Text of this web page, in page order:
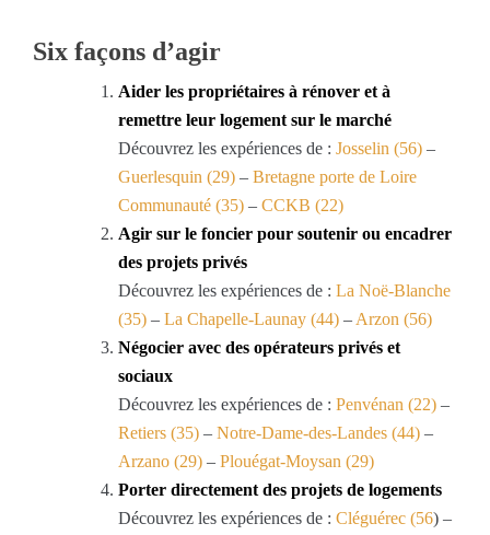
Six façons d’agir
Aider les propriétaires à rénover et à
remettre leur logement sur le marché
Découvrez les expériences de : Josselin (56)–
Guerlesquin (29)– Bretagne porte de Loire
Communauté (35)– CCKB (22)
Agir sur le foncier pour soutenir ou encadrer
des projets privés
Découvrez les expériences de : La Noë-Blanche
(35)– La Chapelle-Launay (44)– Arzon (56)
Négocier avec des opérateurs privés et
sociaux
Découvrez les expériences de : Penvénan (22)–
Retiers (35)– Notre-Dame-des-Landes (44)–
Arzano (29)– Plouégat-Moysan (29)
Porter directement des projets de logements
Découvrez les expériences de : Cléguérec (56)–